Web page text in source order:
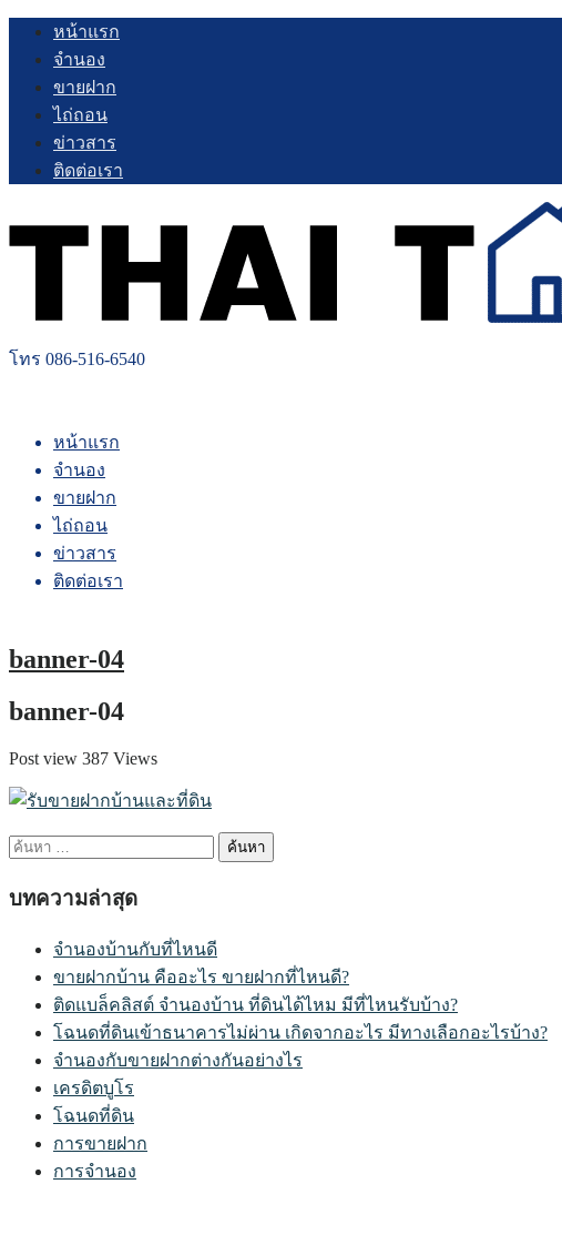
Skip
content
หน้าแรก
จำนอง
ขายฝาก
ไถ่ถอน
ข่าวสาร
ติดต่อเรา
โทร 086-516-6540
หน้าแรก
จำนอง
ขายฝาก
ไถ่ถอน
ข่าวสาร
ติดต่อเรา
banner-04
banner-04
Post view 387 Views
ค้นหา
บทความล่าสุด
จำนองบ้านกับที่ไหนดี
ขายฝากบ้าน คืออะไร ขายฝากที่ไหนดี?
ติดแบล็คลิสต์ จำนองบ้าน ที่ดินได้ไหม มีที่ไหนรับบ้าง?
โฉนดที่ดินเข้าธนาคารไม่ผ่าน เกิดจากอะไร มีทางเลือกอะไรบ้าง?
จำนองกับขายฝากต่างกันอย่างไร
เครดิตบูโร
โฉนดที่ดิน
การขายฝาก
การจำนอง